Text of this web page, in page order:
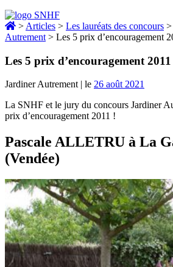
> Articles > Les lauréats des concours >
Autrement > Les 5 prix d’encouragement
Les 5 prix d’encouragement 2011
Jardiner Autrement| le 26 août 2021
La SNHF et le jury du concours Jardiner
prix d’encouragement 2011 !
Pascale ALLETRU à La
(Vendée)